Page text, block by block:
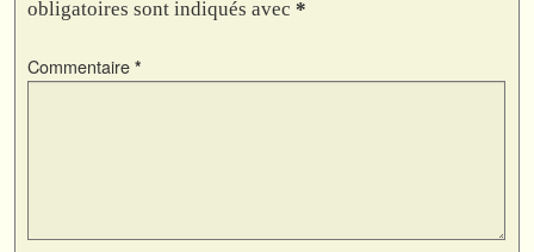
obligatoires sont indiqués avec *
Commentaire *